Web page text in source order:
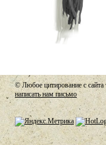
© Любое цитирование с
написать нам письмо